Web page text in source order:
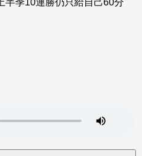
上半季10連勝仍只給自己60分